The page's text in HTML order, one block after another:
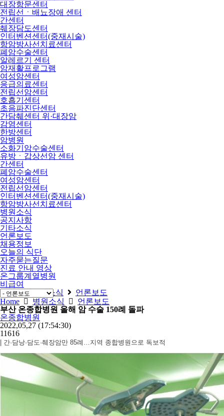
대장항문센터
전립선ㆍ배뇨장애 센터
간센터
췌장담도센터
인터벤션센터(중재시술)
항암방사선치료센터
폐암수술센터
알레르기 센터
암재활프로그램
여성암센터
응급의료센터
전립선암센터
호흡기센터
초음파진단센터
간담췌센터 위·대장암
감염센터
한방센터
암병원
소화기암수술센터
유방ㆍ갑상선암 센터
간센터
폐암수술센터
여성암센터
전립선암센터
인터벤션센터(중재시술)
항암방사선치료센터
병원소식
공지사항
기타소식
언론보도
채용정보
오늘의 식단
자주묻는질문
진료 안내 영상
온그룹계열병원
비급여
Home
병원소식
언론보도
Home
병원소식
언론보도
부산 온종합병원 올해 암 수술 150례 돌파
온종합병원
2022,05,27 (17:54:30)
11616
| 간·담낭·담도·췌장암만 85례…지역 종합병원으로 독보적